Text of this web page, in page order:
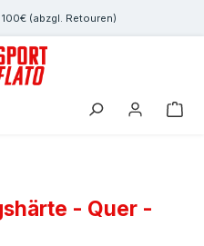
(abzgl. Retouren)
- Quer -